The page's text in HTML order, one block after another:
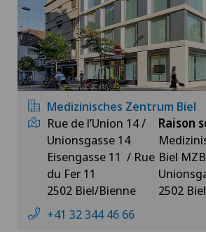
Medizinisches Zentrum Biel
Rue de l’Union 14 /
Unionsgasse 14
Eisengasse 11 / Rue
du Fer 11
2502 Biel/Bienne
Raison
Biel
2502
+41 32 344 46 66